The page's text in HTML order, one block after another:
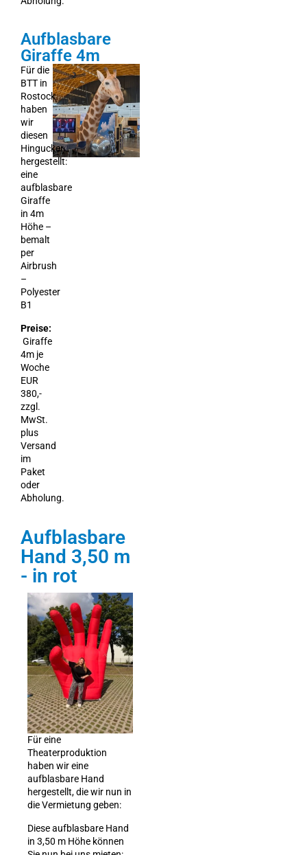
Aufblasbare
Giraffe 4m
Für die
BTT in
Rostock
haben
wir
diesen
Hingucker
hergestellt:
eine
aufblasbare
Giraffe
in 4m
Höhe –
bemalt
per
Airbrush
–
Polyester
B1
Preise:
Giraffe
4m je
Woche
EUR
380,-
zzgl.
MwSt.
plus
Versand
im
Paket
oder
Abholung.
Aufblasbare
Hand 3,50 m
- in rot
Für eine
Theaterproduktion
haben wir eine
aufblasbare Hand
hergestellt, die wir nun in
die Vermietung geben:
Diese aufblasbare Hand
in 3,50 m Höhe können